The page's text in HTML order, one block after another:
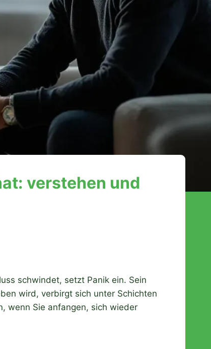
verstehen und
schwindet, setzt Panik ein. Sein
wird, verbirgt sich unter Schichten
wenn Sie anfangen, sich wieder